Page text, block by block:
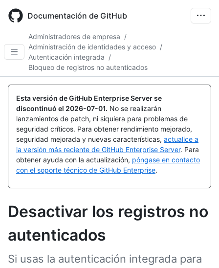
main
Documentación de GitHub
Administradores de empresa /
Administración de identidades y acceso /
Autenticación integrada /
Bloqueo de registros no autenticados
Esta versión de GitHub Enterprise Server se
discontinuó el 2026-07-01. No se realizarán
lanzamientos de patch, ni siquiera para problemas de
seguridad críticos. Para obtener rendimiento mejorado,
seguridad mejorada y nuevas características, actualice a
la versión más reciente de GitHub Enterprise Server. Para
obtener ayuda con la actualización, póngase en contacto
con el soporte técnico de GitHub Enterprise.
Desactivar los registros no
autenticados
Si usas la autenticación integrada para